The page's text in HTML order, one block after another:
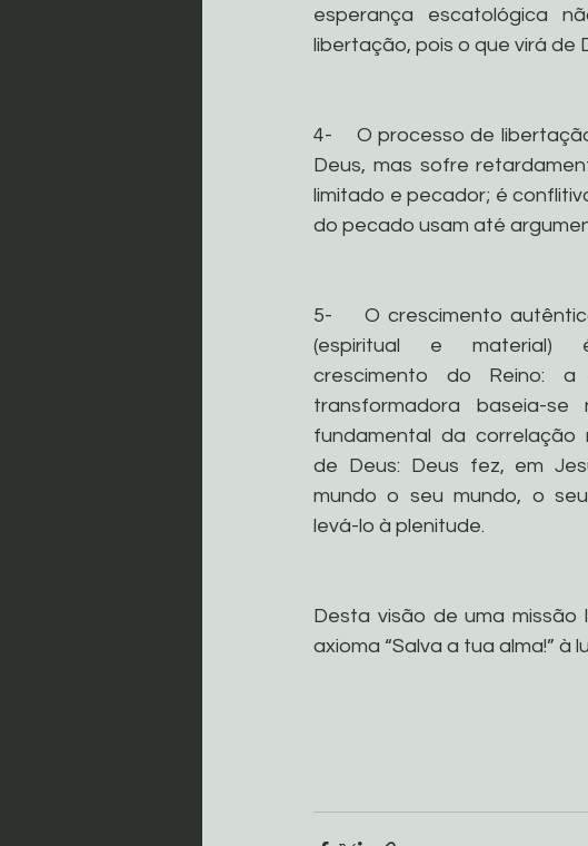
esperança escatológica
libertação, pois o que virá de
4-    O processo de
Deus, mas sofre
limitado e pecador; é
do pecado usam até
5-    O crescimento
(espiritual e material)
crescimento do Reino: a
transformadora baseia-se
fundamental da correlação
de Deus: Deus fez, em
mundo o seu mundo, o
levá-lo à plenitude.
Desta visão de uma
axioma “Salva a tua alma!” à